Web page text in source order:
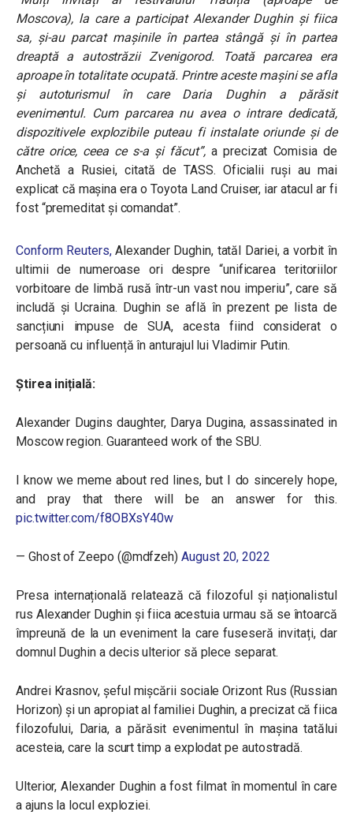
Moscova), la care a participat Alexander Dughin și fiica
sa, și-au parcat mașinile în partea stângă și în partea
dreaptă a autostrăzii Zvenigorod. Toată parcarea era
aproape în totalitate ocupată. Printre aceste mașini se afla
și autoturismul în care Daria Dughin a părăsit
evenimentul. Cum parcarea nu avea o intrare dedicată,
dispozitivele explozibile puteau fi instalate oriunde și de
către orice, ceea ce s-a și făcut”,a precizat Comisia de
Anchetă a Rusiei, citată de TASS. Oficialii ruși au mai
explicat că mașina era oToyota Land Cruiser, iar atacul ar fi
fost “premeditat și comandat”.
Conform Reuters,Alexander Dughin, tatăl Dariei, a vorbit în
ultimii de numeroase ori despre “unificarea teritoriilor
vorbitoare de limbă rusă într-un vast nou imperiu”, care să
includă și Ucraina. Dughin se află în prezent pe lista de
sancțiuni impuse de SUA, acesta fiind considerat o
persoană cu influență în anturajul lui Vladimir Putin.
Știrea inițială:
Alexander Dugins daughter, Darya Dugina, assassinated in
Moscow region. Guaranteed work of the SBU.
I know we meme about red lines, but I do sincerely hope,
and pray that there will be an answer for this.
pic.twitter.com/f8OBXsY40w
— Ghost of Zeepo (@mdfzeh)August 20, 2022
Presa internațională relatează că filozoful și naționalistul
rus Alexander Dughin și fiica acestuia urmau să se întoarcă
împreună de la un eveniment la care fuseseră invitați, dar
domnul Dughin a decis ulterior să plece separat.
Andrei Krasnov, șeful mișcării sociale Orizont Rus (Russian
Horizon) și un apropiat al familiei Dughin, a precizat că fiica
filozofului, Daria, a părăsit evenimentul în mașina tatălui
acesteia, care la scurt timp a explodat pe autostradă.
Ulterior, Alexander Dughin a fost filmat în momentul în care
a ajuns la locul exploziei.